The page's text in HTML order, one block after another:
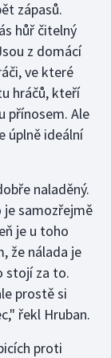
zápasů.
hůř čitelný
z domácí
ve které
hráčů, kteří
přínosem. Ale
úplně ideální
naladěný.
je samozřejmě
je u toho
že nálada je
stojí za to.
prostě si
řekl Hruban.
proti